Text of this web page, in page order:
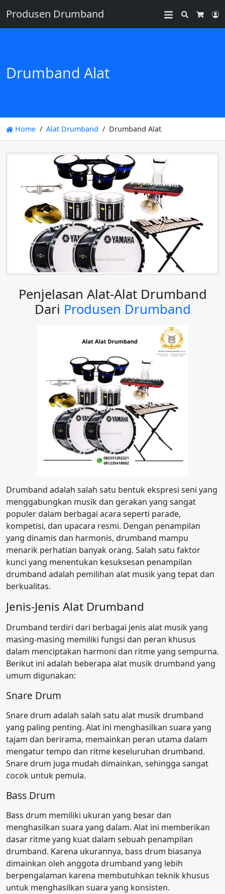
Produsen Drumband
Search
Drumband Alat
Home Alat Drumband Drumband Alat
Penjelasan Alat-Alat Drumband
Dari Produsen Drumband
Drumband adalah salah satu bentuk ekspresi seni yang
menggabungkan musik dan gerakan yang sangat
populer dalam berbagai acara seperti parade,
kompetisi, dan upacara resmi. Dengan penampilan
yang dinamis dan harmonis, drumband mampu
menarik perhatian banyak orang. Salah satu faktor
kunci yang menentukan kesuksesan penampilan
drumband adalah pemilihan alat musik yang tepat dan
berkualitas.
Jenis-Jenis Alat Drumband
Drumband terdiri dari berbagai jenis alat musik yang
masing-masing memiliki fungsi dan peran khusus
dalam menciptakan harmoni dan ritme yang sempurna.
Berikut ini adalah beberapa alat musik drumband yang
umum digunakan:
Snare Drum
Snare drum adalah salah satu alat musik drumband
yang paling penting. Alat ini menghasilkan suara yang
tajam dan berirama, memainkan peran utama dalam
mengatur tempo dan ritme keseluruhan drumband.
Snare drum juga mudah dimainkan, sehingga sangat
cocok untuk pemula.
Bass Drum
Bass drum memiliki ukuran yang besar dan
menghasilkan suara yang dalam. Alat ini memberikan
dasar ritme yang kuat dalam sebuah penampilan
drumband. Karena ukurannya, bass drum biasanya
dimainkan oleh anggota drumband yang lebih
berpengalaman karena membutuhkan teknik khusus
untuk menghasilkan suara yang konsisten.